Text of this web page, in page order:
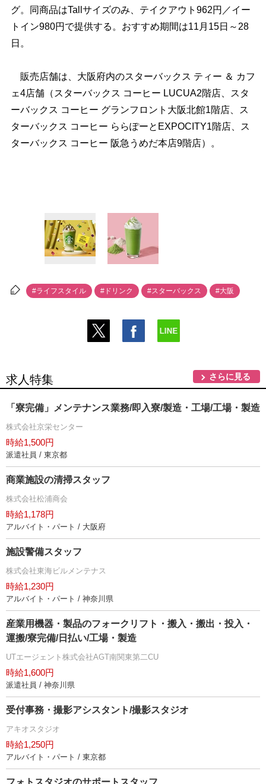
グ。同商品はTallサイズのみ、テイクアウト962円／イー
トイン980円で提供する。おすすめ期間は11月15日～28
日。
販売店舗は、大阪府内のスターバックス ティー ＆ カフ
ェ4店舗（スターバックス コーヒー LUCUA2階店、スタ
ーバックス コーヒー グランフロント大阪北館1階店、ス
ターバックス コーヒー ららぽーとEXPOCITY1階店、ス
ターバックス コーヒー 阪急うめだ本店9階店）。
#ライフスタイル #ドリンク #スターバックス #大阪
求人特集 さらに見る
「寮完備」メンテナンス業務/即入寮/製造・工場/工場・製造
株式会社京栄センター
時給1,500円
派遣社員 / 東京都
商業施設の清掃スタッフ
株式会社松浦商会
時給1,178円
アルバイト・パート / 大阪府
施設警備スタッフ
株式会社東海ビルメンテナス
時給1,230円
アルバイト・パート / 神奈川県
産業用機器・製品のフォークリフト・搬入・搬出・投入・
運搬/寮完備/日払い/工場・製造
UTエージェント株式会社AGT南関東第二CU
時給1,600円
派遣社員 / 神奈川県
受付事務・撮影アシスタント/撮影スタジオ
アキオスタジオ
時給1,250円
アルバイト・パート / 東京都